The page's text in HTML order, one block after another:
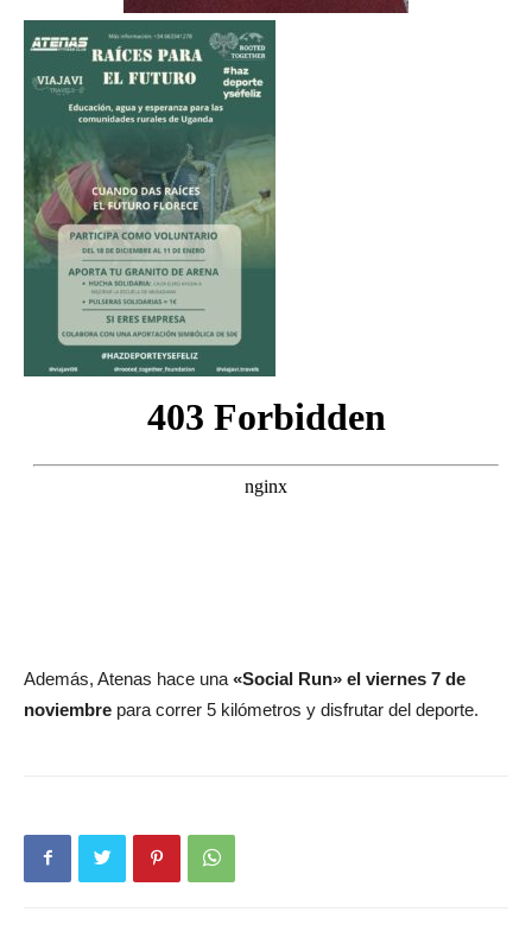
Además, Atenas hace una «Social Run» el viernes 7 de
noviembre para correr 5 kilómetros y disfrutar del deporte.